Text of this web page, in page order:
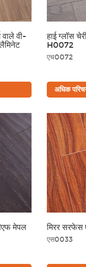
वाले वी-
हाई ग्लॉस
H0072
एच0072
अधिक
मेपल
मिरर सरफेस
एस0033
किए हैं, और टैन लैमिनेट
हल्के गहरे रंगों की वह
दिखने के अलावा, ग्रे
है।